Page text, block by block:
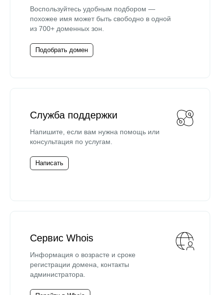
Воспользуйтесь удобным подбором —
похожее имя может быть свободно в одной
из 700+ доменных зон.
Подобрать домен
Служба поддержки
Напишите, если вам нужна помощь или
консультация по услугам.
Написать
Сервис Whois
Информация о возрасте и сроке
регистрации домена, контакты
администратора.